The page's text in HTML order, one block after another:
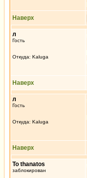
Наверх
л
Гость
Откуда: Kaluga
Наверх
л
Гость
Откуда: Kaluga
Наверх
To thanatos
заблокирован